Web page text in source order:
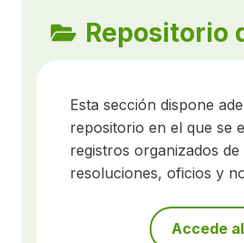
Repositorio
Esta sección dispone
repositorio en el que se
registros organizados de
resoluciones, oficios y
Accede